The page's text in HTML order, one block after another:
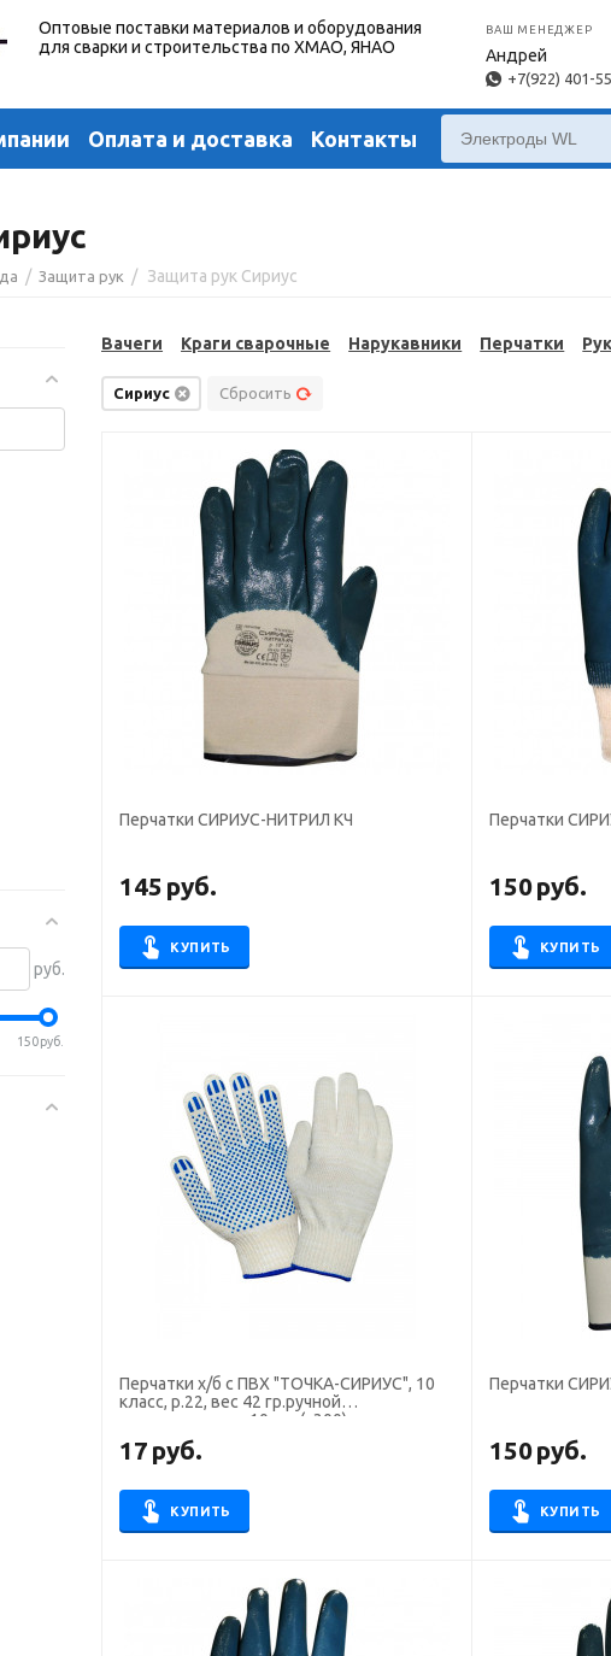
Оптовые поставки материалов и оборудования
для сварки и строительства по ХМАО, ЯНАО
ВАШ МЕНЕДЖЕР
Андрей
+7(922) 401-
Оплата и доставка Контакты
/ Защита рук / Защита рук Сириус
Вачеги Краги сварочные Нарукавники Перчатки
Сириус Сбросить
Перчатки СИРИУС-НИТРИЛ КЧ
145 руб.
КУПИТЬ
Перчатки
150руб.
КУПИТЬ
Перчатки х/б с ПВХ "ТОЧКА-СИРИУС", 10
класс, р.22, вес 42 гр.ручной
оверлок,кратно 10 пар(х300)
17 руб.
КУПИТЬ
Перчатки
150руб.
КУПИТЬ
руб.
150руб.